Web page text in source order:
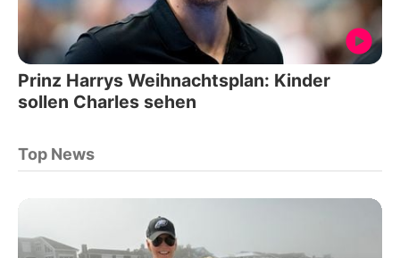
Prinz Harrys Weihnachtsplan: Kinder
sollen Charles sehen
Top News